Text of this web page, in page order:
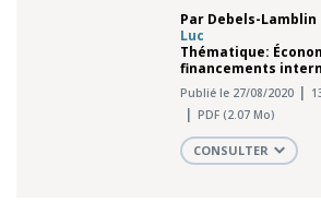
Par Debels-Lamblin
Luc
Thématique:
financements
Publié le 27/08/2020
PDF (2.07 Mo)
CONSULTER